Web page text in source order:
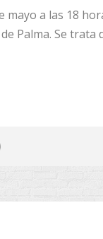
mayo a las 18
Palma. Se trata